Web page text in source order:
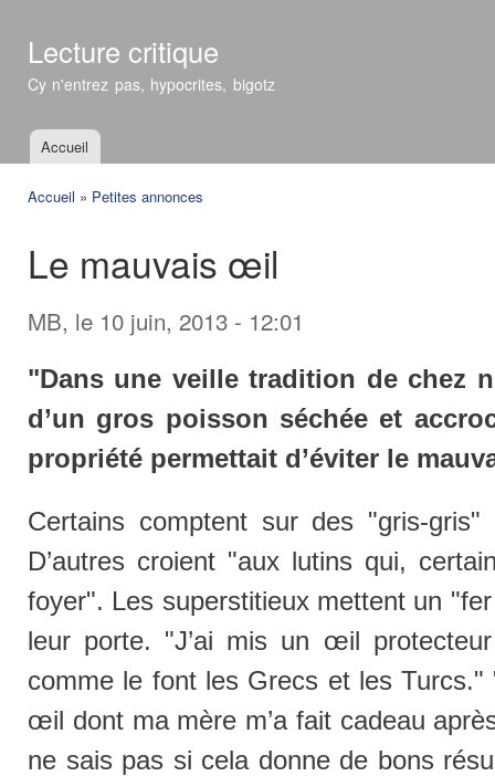
Lecture critique
Cy n'entrez pas, hypocrites, bigotz
Menu principal
Accueil
Accueil » Petites annonces
Le mauvais œil
MB, le 10 juin, 2013 - 12:01
"Dans une veille tradition de chez
d’un gros poisson séchée et
propriété permettait d’éviter le
Certains comptent sur des "gris-
D’autres croient "aux lutins qui,
foyer". Les superstitieux mettent un
leur porte. "J’ai mis un œil
comme le font les Grecs et les Turcs."
œil dont ma mère m’a fait cadeau
ne sais pas si cela donne de bons